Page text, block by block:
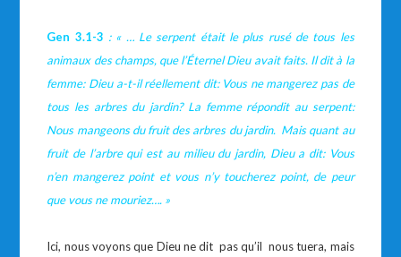
Gen 3.1-3 : « … Le serpent était le plus rusé de tous les
animaux des champs, que l’Éternel Dieu avait faits. Il dit à la
femme: Dieu a-t-il réellement dit: Vous ne mangerez pas de
tous les arbres du jardin? La femme répondit au serpent:
Nous mangeons du fruit des arbres du jardin. Mais quant au
fruit de l’arbre qui est au milieu du jardin, Dieu a dit: Vous
n’en mangerez point et vous n’y toucherez point, de peur
que vous ne mouriez…. »
Ici, nous voyons que Dieu ne dit pas qu’il nous tuera, mais